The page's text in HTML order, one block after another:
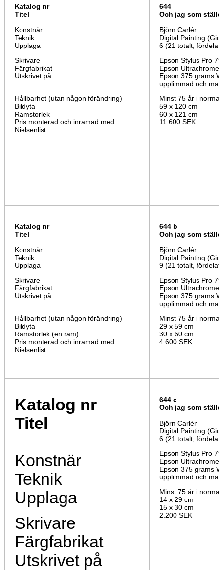
Katalog nr
Titel
Konstnär
Teknik
Upplaga
Skrivare
Färgfabrikat
Utskrivet på
Hållbarhet (utan någon förändring)
Bildyta
Ramstorlek
Pris monterad och inramad med
Nielsenlist
644
Och jag som
Björn Carlén
Digital Painting
6 (21 totalt,
Epson Stylus Pro
Epson
Epson 375 grams
upplimmad och
Minst 75 år i
59 x 120 cm
60 x 121 cm
11.600 SEK
Katalog nr
Titel
Konstnär
Teknik
Upplaga
Skrivare
Färgfabrikat
Utskrivet på
Hållbarhet (utan någon förändring)
Bildyta
Ramstorlek (en ram)
Pris monterad och inramad med
Nielsenlist
644 b
Och jag som
Björn Carlén
Digital Painting
9 (21 totalt,
Epson Stylus Pro
Epson
Epson 375 grams
upplimmad och
Minst 75 år i
29 x 59 cm
30 x 60 cm
4.600 SEK
Katalog nr
Titel
Konstnär
Teknik
Upplaga
Skrivare
Färgfabrikat
Utskrivet på
644 c
Och jag som
Björn Carlén
Digital Painting
6 (21 totalt,
Epson Stylus Pro
Epson
Epson 375 grams
upplimmad och
Minst 75 år i
14 x 29 cm
15 x 30 cm
2.200 SEK